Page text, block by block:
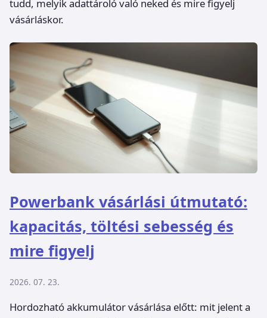
tudd, melyik adattároló való neked és mire figyelj
vásárláskor.
Powerbank vásárlási útmutató:
kapacitás, töltési sebesség és
mire figyelj
2026. 07. 23.
Hordozható akkumulátor vásárlása előtt: mit jelent a